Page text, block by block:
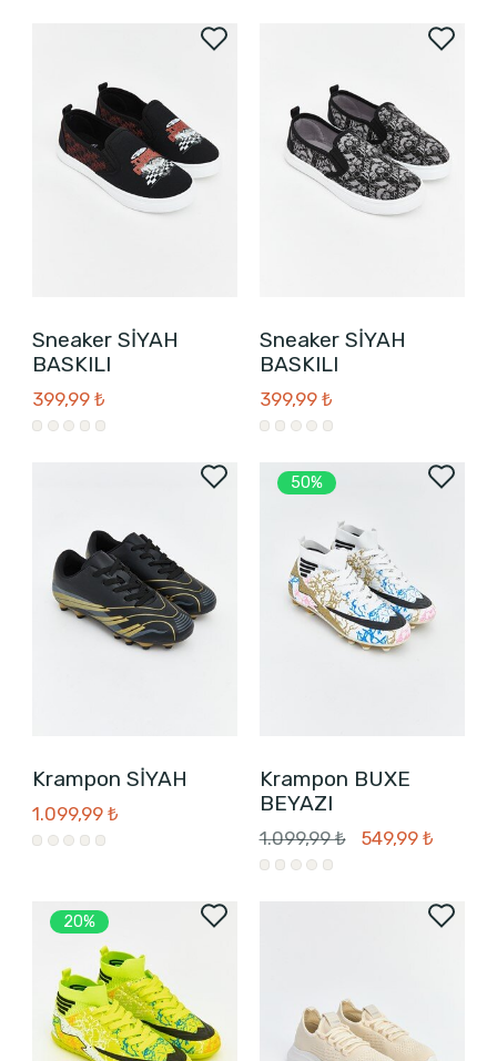
Sneaker SİYAH
BASKILI
399,99 ₺
Sneaker SİYAH
BASKILI
399,99 ₺
Krampon SİYAH
1.099,99 ₺
50%
Krampon BUXE
BEYAZI
1.099,99 ₺ 549,99 ₺
20%